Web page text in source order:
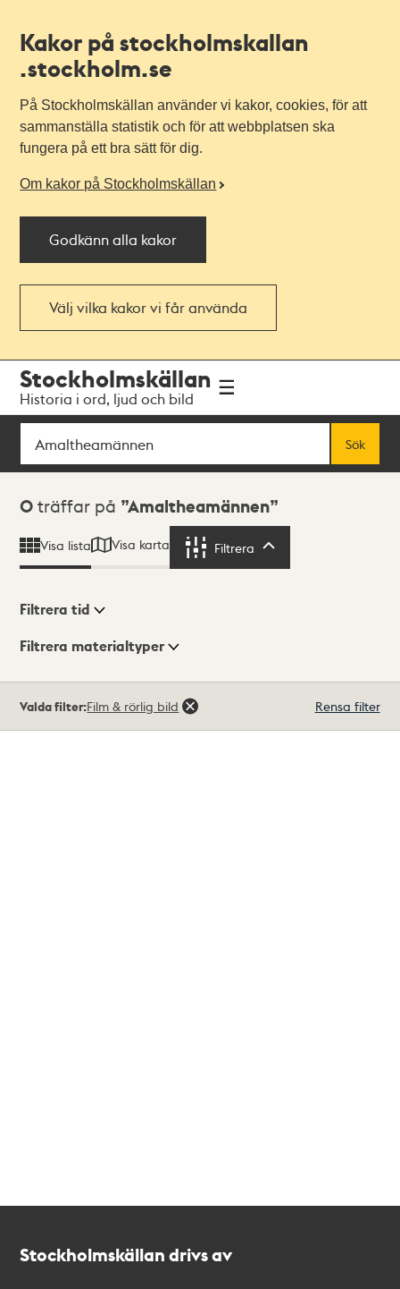
Kakor på stockholmskallan
.stockholm.se
På Stockholmskällan använder vi kakor, cookies, för att
sammanställa statistik och för att webbplatsen ska
fungera på ett bra sätt för dig.
Om kakor på Stockholmskällan
Godkänn alla kakor
Välj vilka kakor vi får använda
navigationen
huvudinnehållet
Stockholmskällan
Historia i ord, ljud och bild
Sök
Sök
Sökresultat
0 träffar på Amaltheamännen
Visa lista Visa karta Filtrera
Visningsläge
Filtrera tid
Filtrera materialtyper
träffar
Valda filter:Film & rörlig bild Rensa filter
Stockholmskällan drivs av